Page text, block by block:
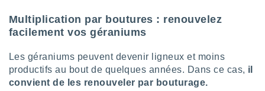
Multiplication par boutures : renouvelez
facilement vos géraniums
Les géraniums peuvent devenir ligneux et moins
productifs au bout de quelques années. Dans ce cas, il
convient de les renouveler par bouturage.